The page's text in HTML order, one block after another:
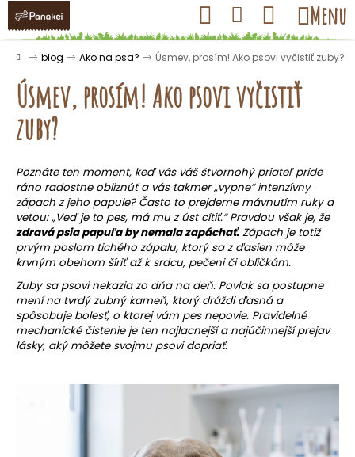
Prejsť
obsah
Hľadať Prihlásenie
Nákupný
košík
Menu
Domov
blog Ako na psa? Úsmev, prosím! Ako psovi vyčistiť zuby?
Úsmev, prosím! Ako psovi vyčistiť
zuby?
Poznáte ten moment, keď vás váš štvornohý priateľ príde
ráno radostne obliznúť a vás takmer „vypne“ intenzívny
zápach z jeho papule? Často to prejdeme mávnutím ruky a
vetou: „Veď je to pes, má mu z úst cítiť.“ Pravdou však je, že
zdravá psia papuľa by nemala zapáchať. Zápach je totiž
prvým poslom tichého zápalu, ktorý sa z ďasien môže
krvným obehom šíriť až k srdcu, pečeni či obličkám.
Zuby sa psovi nekazia zo dňa na deň. Povlak sa postupne
mení na tvrdý zubný kameň, ktorý dráždi ďasná a
spôsobuje bolesť, o ktorej vám pes nepovie. Pravidelné
mechanické čistenie je ten najlacnejší a najúčinnejší prejav
lásky, aký môžete svojmu psovi dopriať.
K
o Späť
Späť
o
p
o
t
r
e
b
u
j
e